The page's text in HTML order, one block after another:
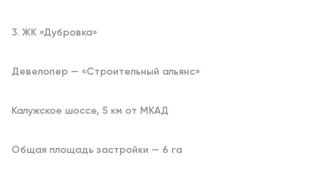
3. ЖК «Дубровка»
Девелопер — «Строительный альянс»
Калужское шоссе, 5 км от МКАД
Общая площадь застройки — 6 га